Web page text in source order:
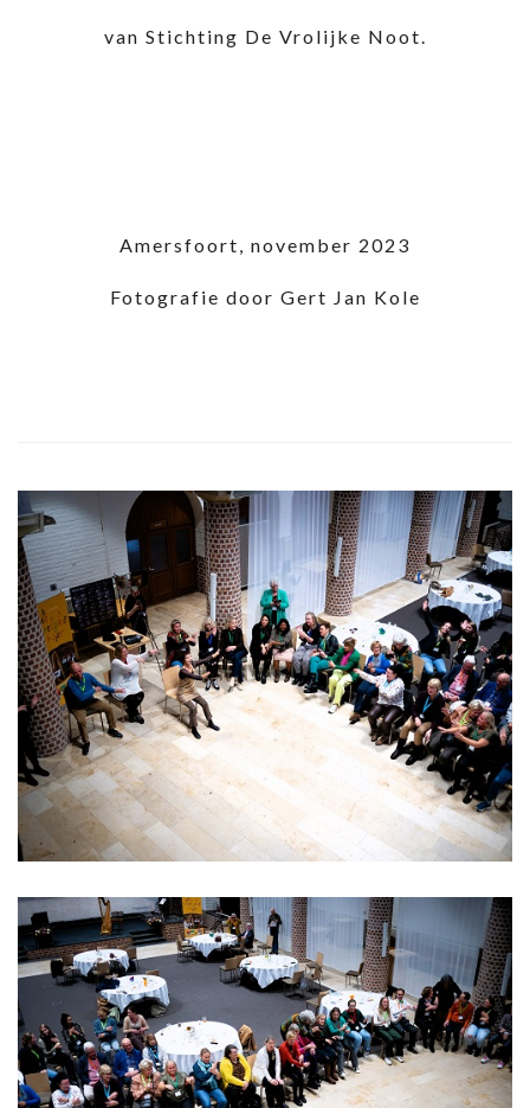
van Stichting De Vrolijke Noot.
Amersfoort, november 2023
Fotografie door Gert Jan Kole